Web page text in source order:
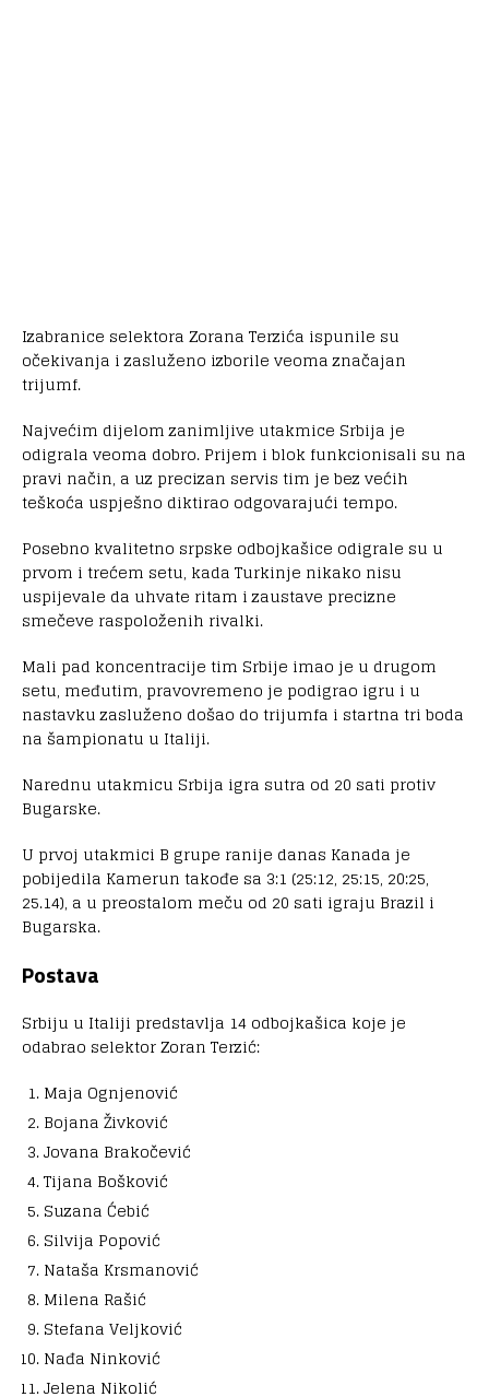
Izabranice selektora Zorana Terzića ispunile su
očekivanja i zasluženo izborile veoma značajan
trijumf.
Najvećim dijelom zanimljive utakmice Srbija je
odigrala veoma dobro. Prijem i blok funkcionisali su na
pravi način, a uz precizan servis tim je bez većih
teškoća uspješno diktirao odgovarajući tempo.
Posebno kvalitetno srpske odbojkašice odigrale su u
prvom i trećem setu, kada Turkinje nikako nisu
uspijevale da uhvate ritam i zaustave precizne
smečeve raspoloženih rivalki.
Mali pad koncentracije tim Srbije imao je u drugom
setu, međutim, pravovremeno je podigrao igru i u
nastavku zasluženo došao do trijumfa i startna tri boda
na šampionatu u Italiji.
Narednu utakmicu Srbija igra sutra od 20 sati protiv
Bugarske.
U prvoj utakmici B grupe ranije danas Kanada je
pobijedila Kamerun takođe sa 3:1 (25:12, 25:15, 20:25,
25.14), a u preostalom meču od 20 sati igraju Brazil i
Bugarska.
Postava
Srbiju u Italiji predstavlja 14 odbojkašica koje je
odabrao selektor Zoran Terzić:
Maja Ognjenović
Bojana Živković
Jovana Brakočević
Tijana Bošković
Suzana Ćebić
Silvija Popović
Nataša Krsmanović
Milena Rašić
Stefana Veljković
Nađa Ninković
Jelena Nikolić